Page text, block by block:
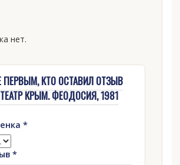
нет.
ПЕРВЫМ, КТО ОСТАВИЛ ОТЗЫВ
КРЫМ. ФЕОДОСИЯ, 1981
*
*